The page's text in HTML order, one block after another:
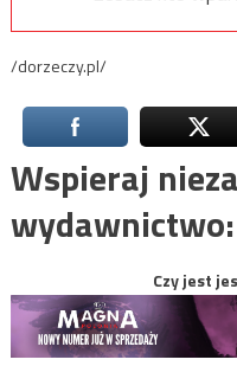
/dorzeczy.pl/
Wspieraj
wydawnictwo:
Czy jest